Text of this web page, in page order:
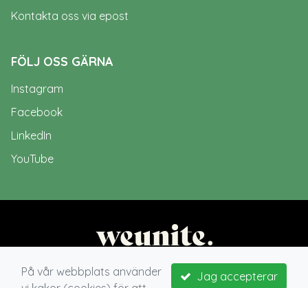
Kontakta oss via epost
FÖLJ OSS GÄRNA
Instagram
Facebook
LinkedIn
YouTube
Jag accepterar
På vår webbplats använder